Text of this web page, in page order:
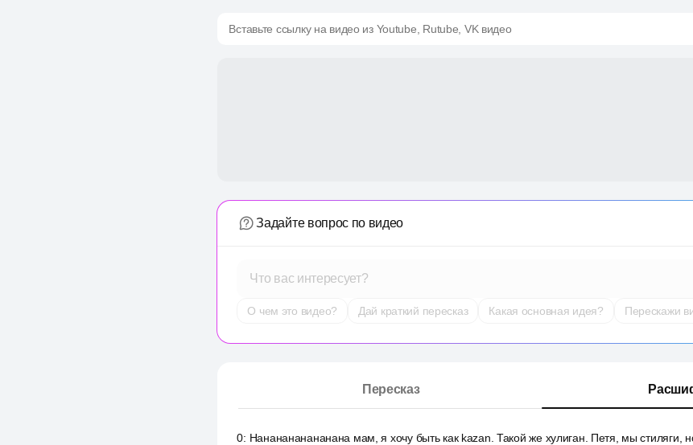
Вставьте ссылку на видео из Youtube, Rutube, VK видео
Задайте вопрос по видео
Что вас интересует?
О чем это видео? Дай краткий пересказ Какая основная идея? Перескажи
Пересказ
0: Нананананананана мам, я хочу быть как kazan. Такой же хулиган. Петя, мы стиляги,